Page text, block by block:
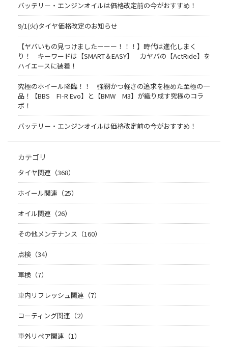
バッテリー・エンジンオイルは価格改定前の今がおすすめ！
9/1(火)タイヤ価格改定のお知らせ
【ヤバいもの見つけましたーーー！！！】時代は進化しまく
り！ キーワードは【SMART＆EASY】 カヤバの【ActRide】を
ハイエースに装着！
究極のホイール降臨！！ 強靭かつ軽さの追求を極めた至極の一
品！【BBS FI-R Evo】と【BMW M3】が織り成す究極のコラ
ボ！
バッテリー・エンジンオイルは価格改定前の今がおすすめ！
カテゴリ
タイヤ関連（368）
ホイール関連（25）
オイル関連（26）
その他メンテナンス（160）
点検（34）
車検（7）
車内リフレッシュ関連（7）
コーティング関連（2）
車外リペア関連（1）